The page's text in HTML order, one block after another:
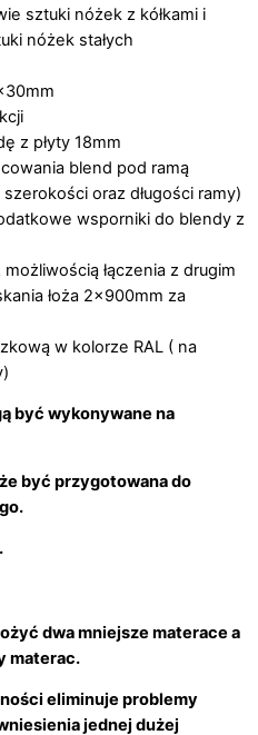
sztuki nóżek z kółkami i
nóżek stałych
z płyty 18mm
blend pod ramą
oraz długości ramy)
wsporniki do blendy z
łączenia z drugim
łoża 2x900mm za
w kolorze RAL ( na
być wykonywane na
być przygotowana do
dwa mniejsze materace a
materac.
eliminuje problemy
jednej dużej